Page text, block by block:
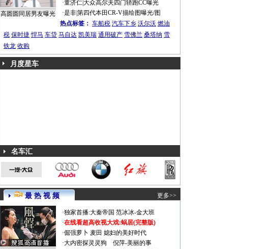
高圆圆同居男友曝光
·童济仁|大众高尔夫四门轿跑CC曝光
·是非|第四代本田CR-V描绘图曝光/图
热点标签： 车船税 汽车下乡 沃尔沃 燃油
税 保时捷 悍马 车贷 马自达 凯美瑞 通用破产 雪佛兰 桑塔纳 雪
铁龙 收购
月度星车
名车汇
最 热 视 频 更多>>
·独家首播:大秦帝国 范冰冰-金大班
·在线看超高收视大戏:蜗居(完整版)
·倔强萝卜 麦田 媳妇的美好时代
·大内密探灵灵狗
倪萍-美丽的事